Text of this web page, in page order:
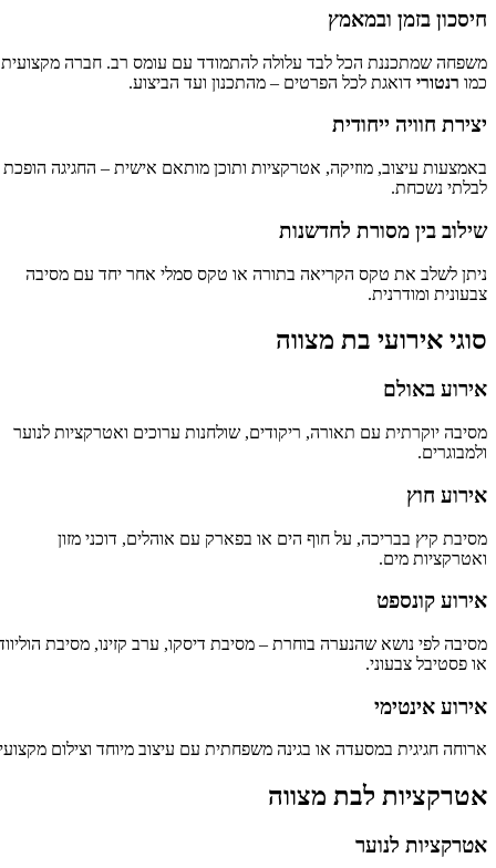
חיסכון בזמן ובמאמץ
משפחה שמתכננת הכל לבד עלולה להתמודד עם עומס רב. חברה מקצועית
כמורנטורידואגת לכל הפרטים – מהתכנון ועד הביצוע.
יצירת חוויה ייחודית
באמצעות עיצוב, מוזיקה, אטרקציות ותוכן מותאם אישית – החגיגה הופכת
לבלתי נשכחת.
שילוב בין מסורת לחדשנות
ניתן לשלב את טקס הקריאה בתורה או טקס סמלי אחר יחד עם מסיבה
צבעונית ומודרנית.
סוגי אירועי בת מצווה
אירוע באולם
מסיבה יוקרתית עם תאורה, ריקודים, שולחנות ערוכים ואטרקציות לנוער
ולמבוגרים.
אירוע חוץ
מסיבת קיץ בבריכה, על חוף הים או בפארק עם אוהלים, דוכני מזון
ואטרקציות מים.
אירוע קונספט
מסיבה לפי נושא שהנערה בוחרת – מסיבת דיסקו, ערב קזינו, מסיבת הוליווד
או פסטיבל צבעוני.
אירוע אינטימי
ארוחה חגיגית במסעדה או בגינה משפחתית עם עיצוב מיוחד וצילום מקצועי.
אטרקציות לבת מצווה
אטרקציות לנוער